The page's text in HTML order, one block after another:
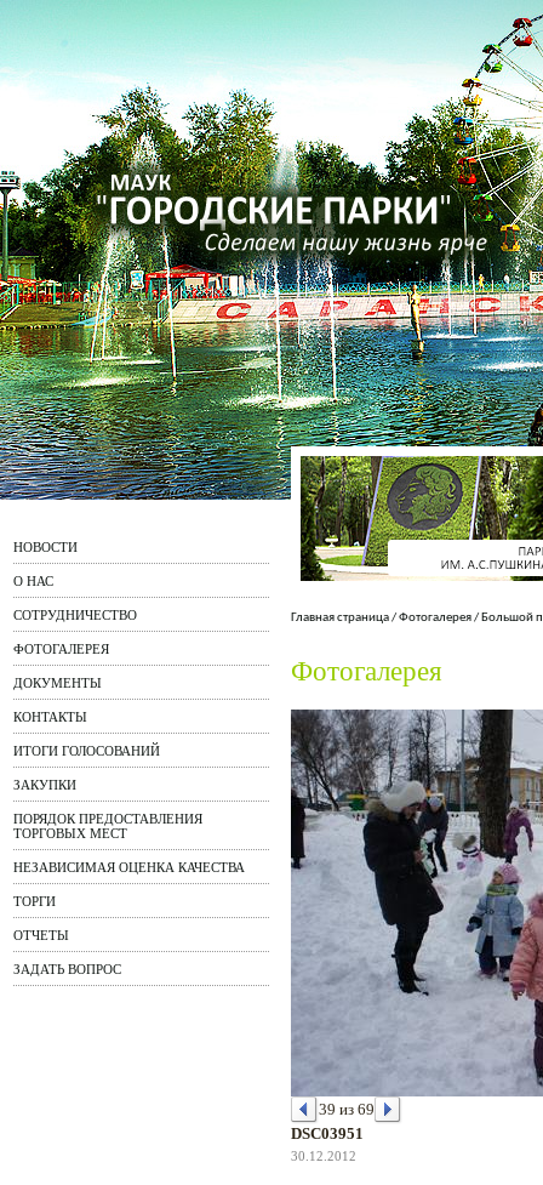
НОВОСТИ
О НАС
СОТРУДНИЧЕСТВО
ФОТОГАЛЕРЕЯ
ДОКУМЕНТЫ
КОНТАКТЫ
ИТОГИ ГОЛОСОВАНИЙ
ЗАКУПКИ
ПОРЯДОК ПРЕДОСТАВЛЕНИЯ
ТОРГОВЫХ МЕСТ
НЕЗАВИСИМАЯ ОЦЕНКА КАЧЕСТВА
ТОРГИ
ОТЧЕТЫ
ЗАДАТЬ ВОПРОС
Главная страница/Фотогалерея/ Большой
Фотогалерея
39 из 69
DSC03951
30.12.2012